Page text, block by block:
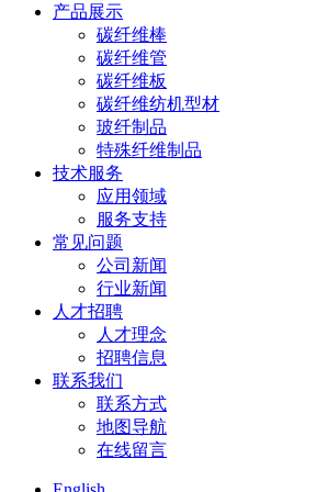
产品展示
碳纤维棒
碳纤维管
碳纤维板
碳纤维纺机型材
玻纤制品
特殊纤维制品
技术服务
应用领域
服务支持
常见问题
公司新闻
行业新闻
人才招聘
人才理念
招聘信息
联系我们
联系方式
地图导航
在线留言